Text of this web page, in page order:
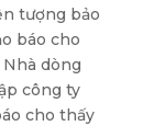
tượng bảo
báo cho
dòng
công ty
cho thấy